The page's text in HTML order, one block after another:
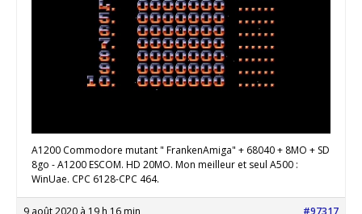
A1200 Commodore mutant " FrankenAmiga" + 68040 + 8MO + SD
8go - A1200 ESCOM. HD 20MO. Mon meilleur et seul A500 :
WinUae. CPC 6128-CPC 464.